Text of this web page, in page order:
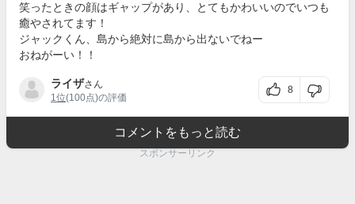
笑ったときの顔はギャップがあり、とてもかわいいのでいつも
癒やされてます！
ジャックくん、島から絶対に島から出ないでねー
おねがーい！！
ライザさん
1位(100点)の評価
8
コメントをもっと読む
スポンサーリンク